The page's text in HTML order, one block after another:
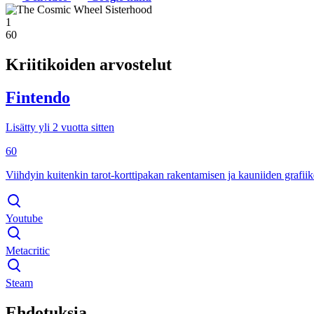
1
60
Kriitikoiden arvostelut
Fintendo
Lisätty yli 2 vuotta sitten
60
Viihdyin kuitenkin tarot-korttipakan rakentamisen ja kauniiden
Youtube
Metacritic
Steam